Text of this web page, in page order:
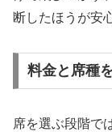
断したほうが安
料金と席種
席を選ぶ段階で